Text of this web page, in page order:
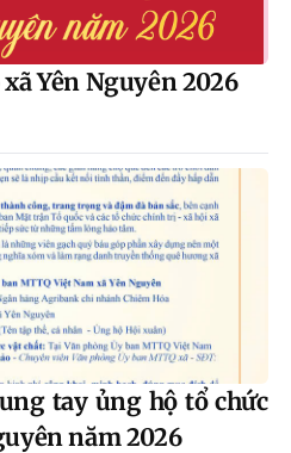
Yên Nguyên 2026
tay ủng hộ tổ chức
năm 2026